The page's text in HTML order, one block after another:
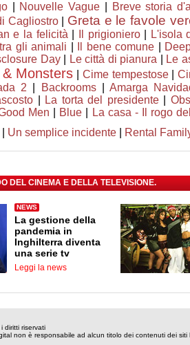
Nouvelle Vague
Breve storia
Cagliostro| Greta e le favole
e la felicità Il prigioniero|
L'isola
gli animali
Il bene comune
Day| Le città di pianura
Le
Monsters Cime tempestose|
2
Backrooms| Amarga
La torta del presidente|
Men Blue
La casa - Il rogo
Un semplice incidente Rental
DEL CINEMA E DELLA TELEVISIONE.
NEWS
La gestione della
pandemia in
Inghilterra diventa
una serie tv
Leggi la news
diritti riservati
non è responsabile ad alcun titolo dei contenuti dei siti